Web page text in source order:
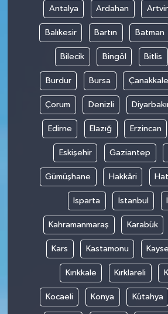
Antalya Ardahan
Balıkesir Bartın Batman
Bilecik Bingöl Bitlis
Burdur Bursa Çanakkale
Çorum Denizli
Edirne Elazığ Erzincan
Eskişehir Gaziantep
Gümüşhane Hakkâri
Isparta İstanbul
Kahramanmaraş Karabük
Kars Kastamonu
Kırıkkale Kırklareli
Kocaeli Konya Kütahya